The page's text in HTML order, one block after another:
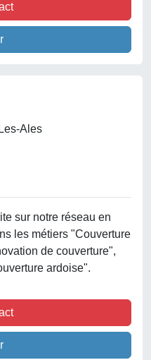
Ales
sur notre réseau en
les métiers "Couverture
de couverture",
ardoise".